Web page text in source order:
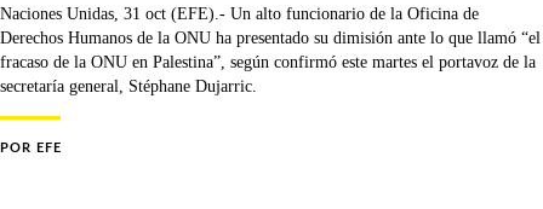
Naciones Unidas, 31 oct (EFE).- Un alto funcionario de la Oficina de
Derechos Humanos de la ONU ha presentado su dimisión ante lo que llamó “el
fracaso de la ONU en Palestina”, según confirmó este martes el portavoz de la
secretaría general, Stéphane Dujarric.
POR EFE